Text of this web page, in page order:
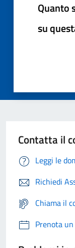
Quanto
su
Contatta il
Leggi le
Richiedi
Chiama il
Prenota